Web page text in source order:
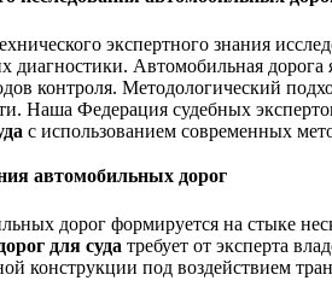
экспертного знания
Автомобильная
контроля. Методологический
Наша Федерация судебных
с использованием современных
автомобильных дорог
дорог формируется на стыке
для суда требует от эксперта
конструкции под воздействием